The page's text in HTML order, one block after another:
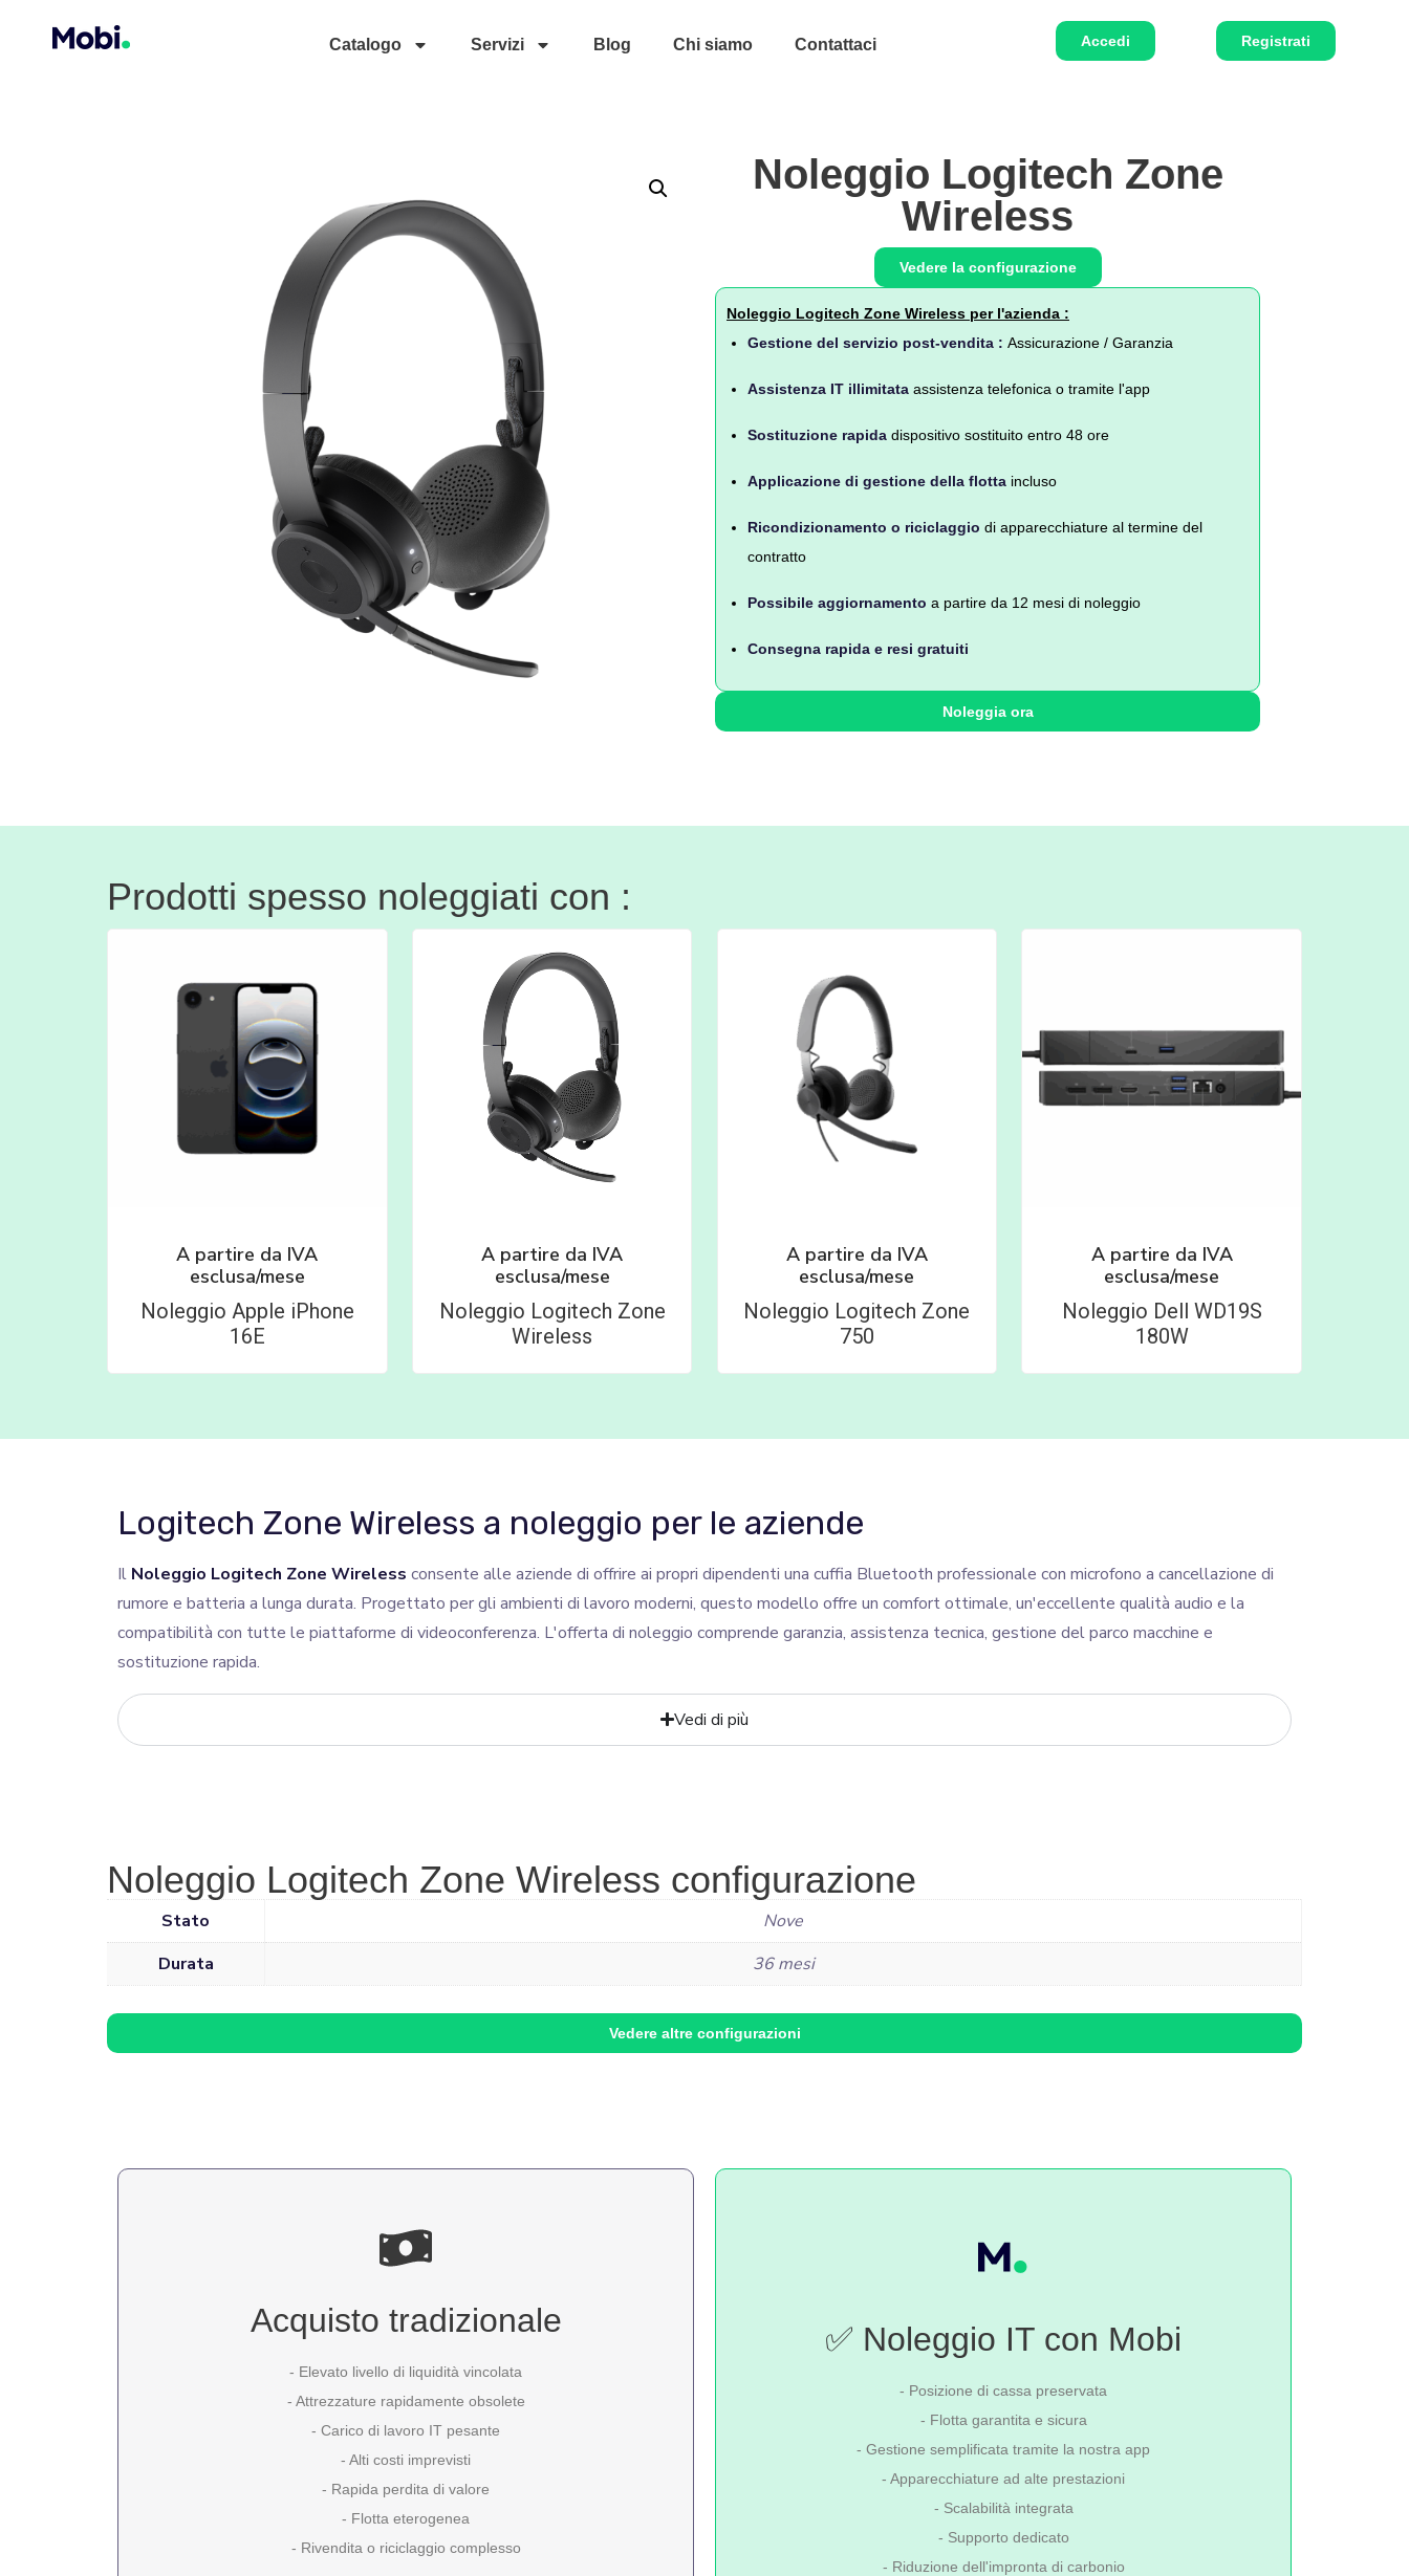
Catalogo Servizi Blog Chi siamo Contattaci Accedi Registrati
Noleggio Logitech Zone
Wireless
Vedere la configurazione
Noleggio Logitech Zone Wireless per l'azienda :
Gestione del servizio post-vendita : Assicurazione / Garanzia
Assistenza IT illimitata assistenza telefonica o tramite l'app
Sostituzione rapida dispositivo sostituito entro 48 ore
Applicazione di gestione della flotta incluso
Ricondizionamento o riciclaggio di apparecchiature al termine del
contratto
Possibile aggiornamento a partire da 12 mesi di noleggio
Consegna rapida e resi gratuiti
Noleggia ora
Prodotti spesso noleggiati con :
A partire da IVA
esclusa/mese
Noleggio Apple iPhone
16E
A partire da IVA
esclusa/mese
Noleggio Logitech Zone
Wireless
A partire da IVA
esclusa/mese
Noleggio Logitech Zone
750
A partire da IVA
esclusa/mese
Noleggio Dell WD19S
180W
Logitech Zone Wireless a noleggio per le aziende
Il Noleggio Logitech Zone Wireless consente alle aziende di offrire ai propri dipendenti una cuffia Bluetooth professionale con microfono a cancellazione di
rumore e batteria a lunga durata. Progettato per gli ambienti di lavoro moderni, questo modello offre un comfort ottimale, un'eccellente qualità audio e la
compatibilità con tutte le piattaforme di videoconferenza. L'offerta di noleggio comprende garanzia, assistenza tecnica, gestione del parco macchine e
sostituzione rapida.
Vedi di più
Noleggio Logitech Zone Wireless configurazione
Stato
Nove
Durata
36 mesi
Vedere altre configurazioni
Acquisto tradizionale
- Elevato livello di liquidità vincolata
- Attrezzature rapidamente obsolete
- Carico di lavoro IT pesante
- Alti costi imprevisti
- Rapida perdita di valore
- Flotta eterogenea
- Rivendita o riciclaggio complesso
✅ Noleggio IT con Mobi
- Posizione di cassa preservata
- Flotta garantita e sicura
- Gestione semplificata tramite la nostra app
- Apparecchiature ad alte prestazioni
- Scalabilità integrata
- Supporto dedicato
- Riduzione dell'impronta di carbonio